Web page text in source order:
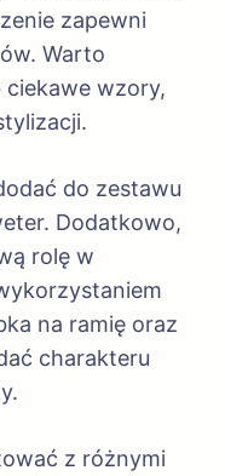
zapewni
Warto
wzory,
do zestawu
Dodatkowo,
rolę w
na ramię oraz
charakteru
z różnymi